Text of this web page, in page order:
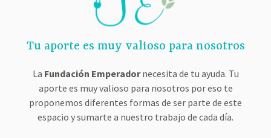
Tu aporte es muy valioso para nosotros
La Fundación Emperadornecesita de tu ayuda. Tu
aporte es muy valioso para nosotros por eso te
proponemos diferentes formas de ser parte de este
espacio y sumarte a nuestro trabajo de cada día.